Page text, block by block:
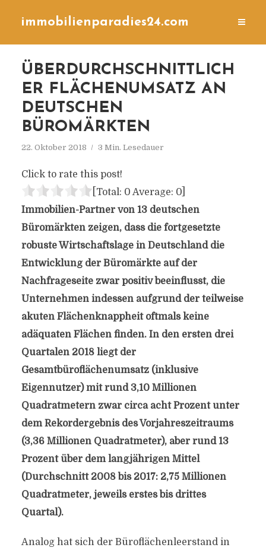
immobilienparadies24.com
ÜBERDURCHSCHNITTLICH
ER FLÄCHENUMSATZ AN
DEUTSCHEN
BÜROMÄRKTEN
22. Oktober 2018 3 Min. Lesedauer
Click to rate this post!
[Total: 0 Average: 0]
Immobilien-Partner von 13 deutschen
Büromärkten zeigen, dass die fortgesetzte
robuste Wirtschaftslage in Deutschland die
Entwicklung der Büromärkte auf der
Nachfrageseite zwar positiv beeinflusst, die
Unternehmen indessen aufgrund der teilweise
akuten Flächenknappheit oftmals keine
adäquaten Flächen finden. In den ersten drei
Quartalen 2018 liegt der
Gesamtbüroflächenumsatz (inklusive
Eigennutzer) mit rund 3,10 Millionen
Quadratmetern zwar circa acht Prozent unter
dem Rekordergebnis des Vorjahreszeitraums
(3,36 Millionen Quadratmeter), aber rund 13
Prozent über dem langjährigen Mittel
(Durchschnitt 2008 bis 2017: 2,75 Millionen
Quadratmeter, jeweils erstes bis drittes
Quartal).
Analog hat sich der Büroflächenleerstand in